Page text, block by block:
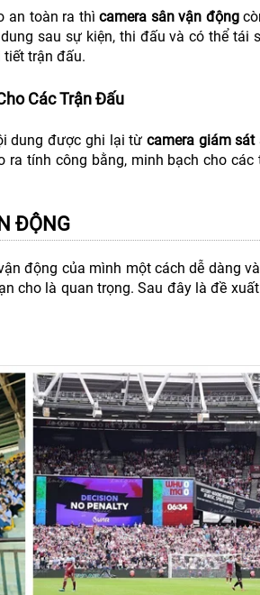
an toàn ra thìcamera sân vận động
sau sự kiện, thi đấu và có thể
tiết trận đấu.
Các Trận Đấu
dung được ghi lại từ camera giám sát
tính công bằng, minh bạch cho
ĐỘNG
động của mình một cách dễ dàng
cho là quan trọng. Sau đây là đề